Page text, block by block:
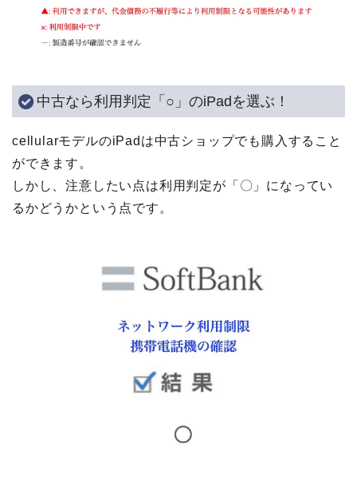
中古なら利用判定「○」のiPadを選ぶ！
cellularモデルのiPadは中古ショップでも購入すること
ができます。
しかし、注意したい点は利用判定が「〇」になってい
るかどうかという点です。